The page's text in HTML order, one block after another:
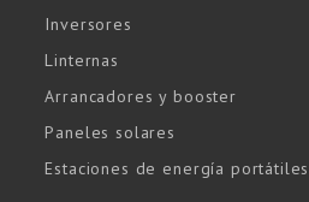
Inversores
Linternas
Arrancadores y booster
Paneles solares
Estaciones de energía portátiles